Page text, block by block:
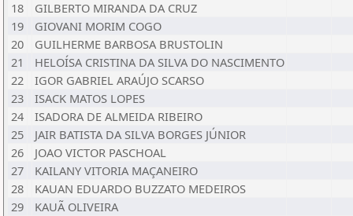
18
GILBERTO MIRANDA DA CRUZ
19
GIOVANI MORIM COGO
20
GUILHERME BARBOSA BRUSTOLIN
21
HELOÍSA CRISTINA DA SILVA DO NASCIMENTO
22
IGOR GABRIEL ARAÚJO SCARSO
23
ISACK MATOS LOPES
24
ISADORA DE ALMEIDA RIBEIRO
25
JAIR BATISTA DA SILVA BORGES JÚNIOR
26
JOAO VICTOR PASCHOAL
27
KAILANY VITORIA MAÇANEIRO
28
KAUAN EDUARDO BUZZATO MEDEIROS
29
KAUÃ OLIVEIRA